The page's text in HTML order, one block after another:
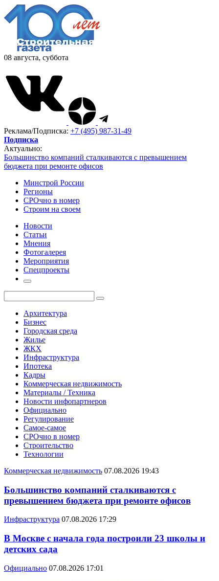
08 августа, суббота
Реклама/Подписка: +7 (495) 987-31-49
Подписка
Актуально:
Большинство компаний сталкиваются с превышением
бюджета при ремонте офисов
Минстрой России
Регионы
СРОчно в номер
Строим на своем
Новости
Статьи
Мнения
Фотогалерея
Мероприятия
Спецпроекты
Архитектура
Бизнес
Городская среда
Жилье
ЖКХ
Инфраструктура
Ипотека
Кадры
Коммерческая недвижимость
Материалы / Техника
Новости инфопартнеров
Официально
Регулирование
Самое-самое
СРОчно в номер
Строительство
Технологии
Коммерческая недвижимость 07.08.2026 19:43
Большинство компаний сталкиваются с
превышением бюджета при ремонте офисов
Инфраструктура 07.08.2026 17:29
В Москве с начала года построили 23 школы и
детских сада
Официально 07.08.2026 17:01